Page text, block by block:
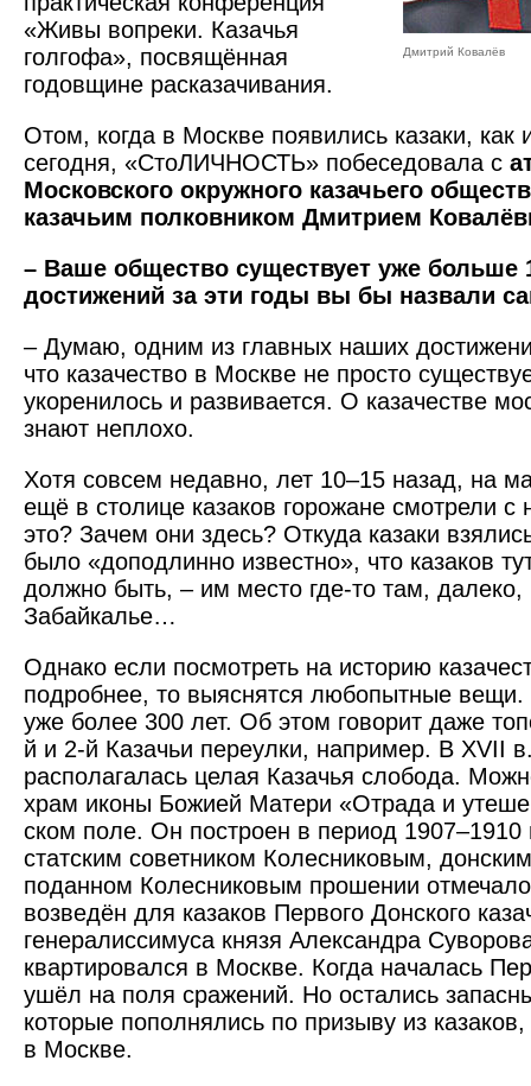
Дмитрий Ковалёв
«Живы вопреки. Казачья
голгофа», посвящённая
годовщине расказачивания.
Отом, когда в Москве появились казаки, как
сегодня, «СтоЛИЧНОСТЬ» побеседовала с
Московского окружного казачьего
казачьим полковником Дмитрием
– Ваше общество существует уже больше
достижений за эти годы вы бы назвали
– Думаю, одним из главных наших
что казачество в Москве не просто
укоренилось и развивается. О казачестве
знают неплохо.
Хотя совсем недавно, лет 10–15 назад, на
ещё в столице казаков горожане смотрели
это? Зачем они здесь? Откуда казаки
было «доподлинно известно», что казаков
должно быть, – им место где-то там, далеко,
Забайкалье…
Однако если посмотреть на историю
подробнее, то выяснятся любопытные вещи.
уже более 300 лет. Об этом говорит даже
й и 2-й Казачьи переулки, например. В XVII
располагалась целая ­Казачья слобода.
храм иконы Божией Матери «Отрада и
ском поле. Он по­строен в период 1907–1910
статским советником Колесниковым,
поданном Колесниковым прошении
возведён для казаков Первого Донского
генералиссимуса князя Александ­ра
квартировался в Москве. Когда началась
ушёл на поля сражений. Но остались
которые пополнялись по призыву из
в Москве.